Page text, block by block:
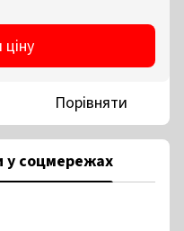
Порівняти
у соцмережах